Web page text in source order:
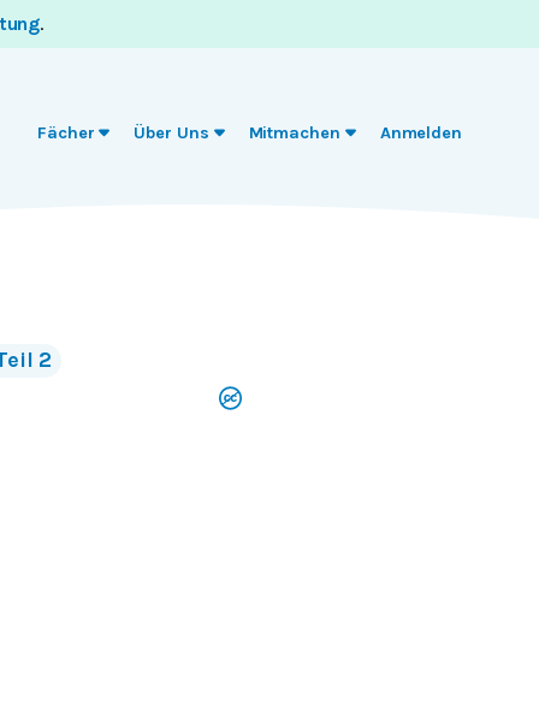
.
Fächer Über Uns Mitmachen Anmelden
2